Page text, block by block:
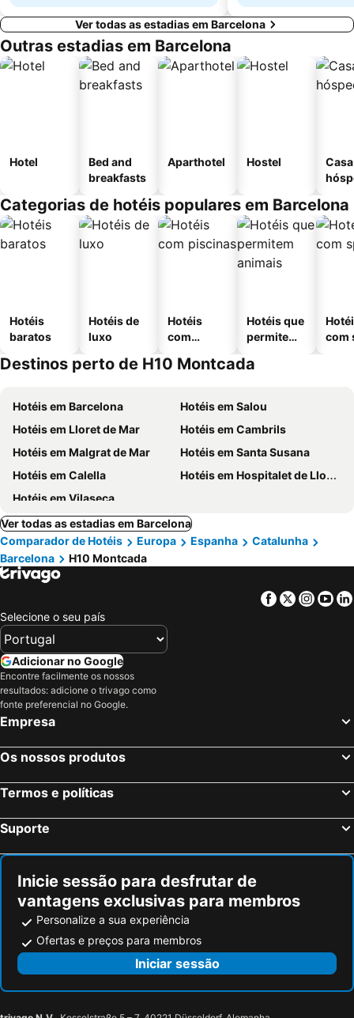
Ver todas as estadias em Barcelona
Outras estadias em Barcelona
Hotel
Bed and
breakfasts
Aparthotel Hostel
Categorias de hotéis populares em Barcelona
Hotéis
baratos
Hotéis de
luxo
Hotéis
com
Hotéis que
permitem
com
Destinos perto de H10 Montcada
Hotéis em Barcelona
Hotéis em Salou
Hotéis em Lloret de Mar
Hotéis em Cambrils
Hotéis em Malgrat de Mar
Hotéis em Santa Susana
Hotéis em Calella
Hotéis em Hospitalet de Llobregat
Hotéis em Vilaseca
Ver todas as estadias em Barcelona
Comparador de Hotéis
Europa Espanha
Catalunha
Barcelona
H10 Montcada
Facebook
Twitter
Selecione o seu país
Adicionar no Google
Encontre facilmente os nossos
resultados: adicione o trivago como
fonte preferencial no Google.
Empresa
Os nossos produtos
Termos e políticas
Suporte
Inicie sessão para desfrutar de
vantagens exclusivas para membros
Personalize a sua experiência
Ofertas e preços para membros
Iniciar sessão